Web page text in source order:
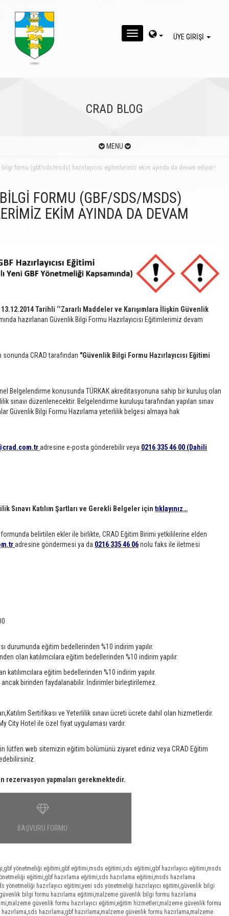
MENU ÜYE GİRİŞİ
CRAD BLOG
MENU
formu (gbf/sds/msds) hazırlayıcısı eğitimlerimiz ekim ayında da devam ediyor.!
FORMU (GBF/SDS/MSDS)
EKİM AYINDA DA DEVAM
13.12.2014 Tarihli ‘’Zararlı Maddeler ve Karışımlara İlişkin Güvenlik
hazırlanan Güvenlik Bilgi Formu Hazırlayıcısı Eğitimlerimiz devam
sonunda CRAD tarafından "Güvenlik Bilgi Formu Hazırlayıcısı Eğitimi
Belgelendirme konusunda TÜRKAK akreditasyonuna sahip bir kuruluş olan
sınavı düzenlenecektir. Belgelendirme kuruluşu tarafından yapılan sınav
Güvenlik Bilgi Formu Hazırlama yeterlilik belgesi almaya hak
adresine e-posta gönderebilir veya 0216 335 46 00 (Dahili
Sınavı Katılım Şartları ve Gerekli Belgeler için tıklayınız…
belirtilen ekler ile birlikte, CRAD Eğitim Birimi yetkililerine elden
adresine göndermesi ya da 0216 335 46 06nolu faks ile iletmesi
durumunda eğitim bedellerinden %10 indirim yapılır.
olan katılımcılara eğitim bedellerinden %10 indirim yapılır.
eğitim bedellerinden %10 indirim yapılır.
ancak birinden faydalanabilir. İndirimler birleştirilemez.
Sertifikası ve Yeterlilik sınavı ücreti ücrete dahil olan hizmetlerdir.
City Hotel ile özel fiyat uygulaması vardır.
lütfen web sitemizin eğitim bölümünü ziyaret ediniz veya CRAD Eğitim
rezervasyon yapmaları gerekmektedir.
BAŞVURU FORMU
,gbf yönetmeliği eğitimi,gbf eğitimi,msds eğitimi,sds eğitimi,gbf hazırlayıcı eğitimi,msds
eğitimi,gbf hazırlama eğitimi,sds hazırlama eğitimi,msds hazırlama
yönetmeliği hazırlayıcı eğitimi,yeni sds yönetmeliği hazırlayıcı eğitimi,güvenlik bilgi
bilgi formu hazırlama eğitimi,malzeme güvenlik bilgi formu hazırlama
,malzeme güvenlik formu hazırlayıcı eğitimi,eğitim hizmetleri,malzeme güvenlik formu
,sds hazırlama,gbf hazırlama,malzeme güvenlik formu hazırlama,malzeme